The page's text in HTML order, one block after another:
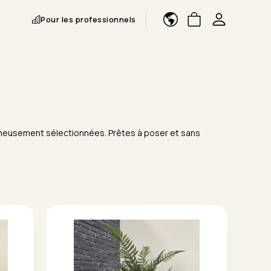
Pour les professionnels
sélectionnées. Prêtes à poser et sans